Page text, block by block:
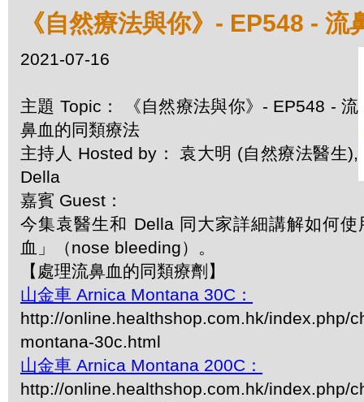
《自然療法與你》- EP548 - 流
2021-07-16
主題 Topic： 《自然療法與你》- EP548 - 流
鼻血的同類療法
主持人 Hosted by： 袁大明 (自然療法醫生),
Della
嘉賓 Guest：
今集袁醫生和 Della 同大家詳細講解如何
血」（nose bleeding）。
【處理流鼻血的同類療劑】
山金車 Arnica Montana 30C：
http://online.healthshop.com.hk/index.php/
montana-30c.html
山金車 Arnica Montana 200C：
http://online.healthshop.com.hk/index.php/